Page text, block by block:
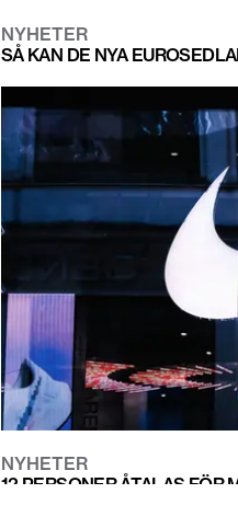
NYHETER
SÅ KAN DE NYA
NYHETER
12 PERSONER ÅTALAS FÖR